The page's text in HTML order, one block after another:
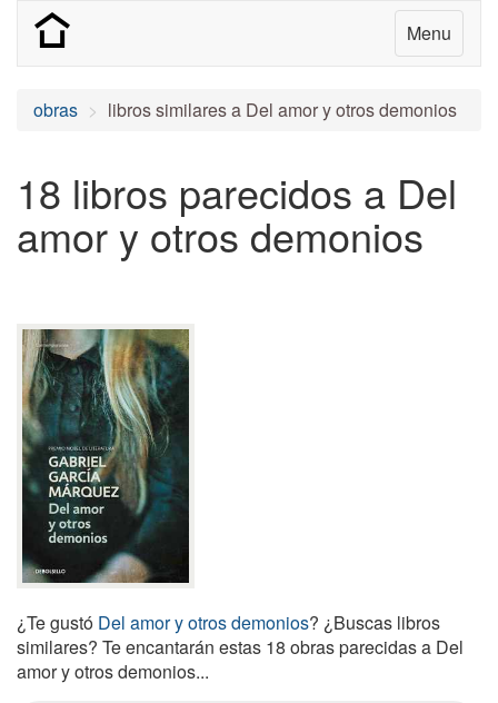
Menu
obras libros similares a Del amor y otros demonios
18 libros parecidos a Del
amor y otros demonios
¿Te gustó Del amor y otros demonios? ¿Buscas libros
similares? Te encantarán estas 18 obras parecidas a Del
amor y otros demonios...